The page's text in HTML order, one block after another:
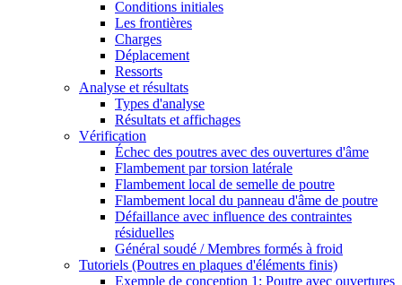
Conditions initiales
Les frontières
Charges
Déplacement
Ressorts
Analyse et résultats
Types d'analyse
Résultats et affichages
Vérification
Échec des poutres avec des ouvertures d'âme
Flambement par torsion latérale
Flambement local de semelle de poutre
Flambement local du panneau d'âme de poutre
Défaillance avec influence des contraintes
résiduelles
Général soudé / Membres formés à froid
Tutoriels (Poutres en plaques d'éléments finis)
Exemple de conception 1: Poutre avec ouvertures